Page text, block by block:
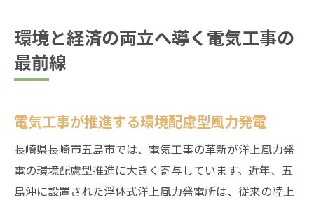
環境と経済の両立へ導く電気工事の
最前線
電気工事が推進する環境配慮型風力発電
長崎県長崎市五島市では、電気工事の革新が洋上風力発
電の環境配慮型推進に大きく寄与しています。近年、五
島沖に設置された浮体式洋上風力発電所は、従来の陸上